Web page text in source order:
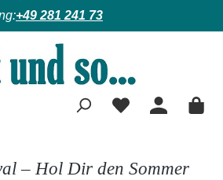
+49 281 241 73
– Hol Dir den Sommer